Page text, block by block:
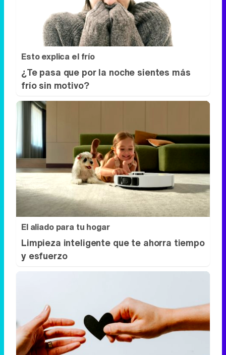
Esto explica el frío
¿Te pasa que por la noche sientes más
frío sin motivo?
El aliado para tu hogar
Limpieza inteligente que te ahorra tiempo
y esfuerzo